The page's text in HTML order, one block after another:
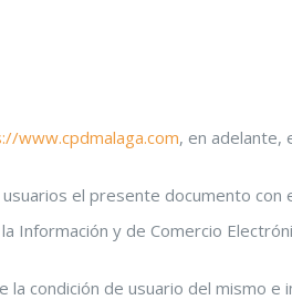
www.cpdmalaga.com, en adelante,
el presente documento
Información y de Comercio
condición de usuario del mismo